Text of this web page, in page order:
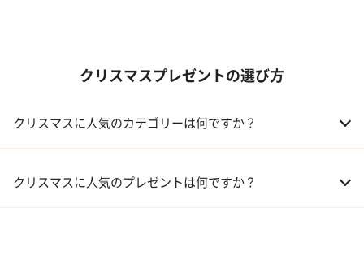
クリスマスプレゼントの選び方
クリスマスに人気のカテゴリーは何ですか？
02 ファッション小物
クリスマスに人気のプレゼントは何ですか？